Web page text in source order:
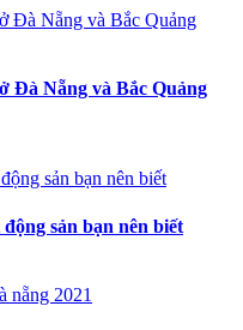
Đà Nẵng và Bắc Quảng
sản bạn nên biết